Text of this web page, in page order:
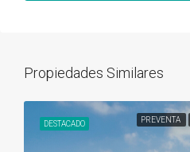
Propiedades Similares
DESTACADO PREVENTA